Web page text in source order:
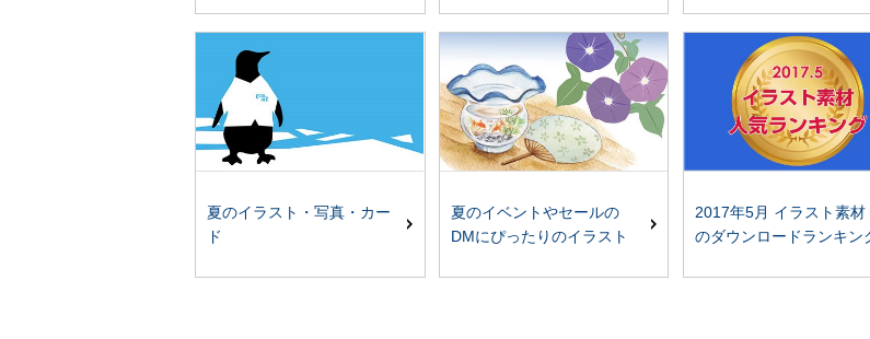
夏のイラスト・写真・カー
ド
夏のイベントやセールの
DMにぴったりのイラスト
2017年5月 イラスト素材
のダウンロードランキン